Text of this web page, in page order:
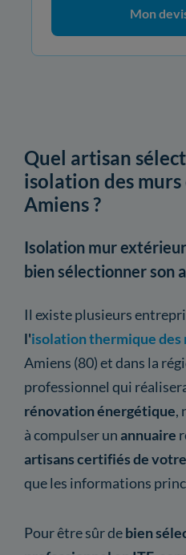
Mon
Quel artisan
isolation des
Amiens ?
Isolation mur
bien sélectionner son
Il existe plusieurs
l'isolation thermique des
Amiens (80) et dans la
professionnel qui
rénovation énergétique,
à compulser unannuaire
artisans certifiés de
que les informations
Pour être sûr debien